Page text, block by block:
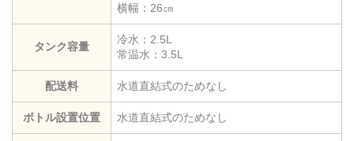
横幅：26㎝
タンク容量
冷水：2.5L
常温水：3.5L
配送料 水道直結式のためなし
ボトル設置位置 水道直結式のためなし